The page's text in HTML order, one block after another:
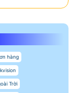
hàng
Trời